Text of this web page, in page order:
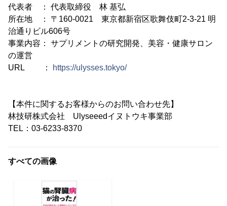
代表者 ： 代表取締役 林 基弘
所在地 ： 〒160-0021 東京都新宿区歌舞伎町2-3-21 明
治通りビル606号
事業内容： サプリメントの研究開発、美容・健康サロン
の運営
URL ：
https://ulysses.tokyo/
【本件に関するお客様からのお問い合わせ先】
林技研株式会社 Ulyseeedイヌトウキ事業部
TEL：03-6233-8370
すべての画像